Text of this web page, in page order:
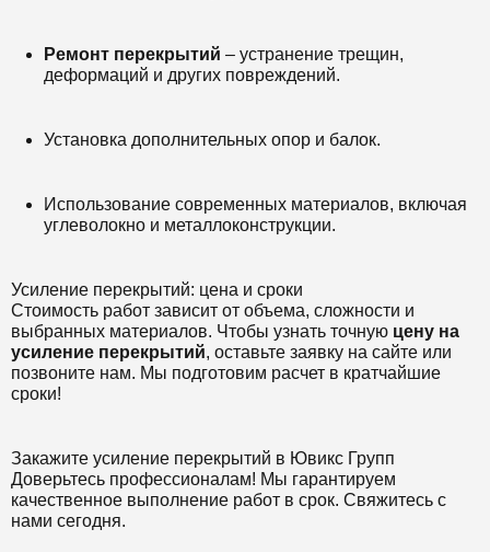
Ремонт перекрытий – устранение трещин,
деформаций и других повреждений.
Установка дополнительных опор и балок.
Использование современных материалов, включая
углеволокно и металлоконструкции.
Усиление перекрытий: цена и сроки
Стоимость работ зависит от объема, сложности и
выбранных материалов. Чтобы узнать точную цену на
усиление перекрытий, оставьте заявку на сайте или
позвоните нам. Мы подготовим расчет в кратчайшие
сроки!
Закажите усиление перекрытий в Ювикс Групп
Доверьтесь профессионалам! Мы гарантируем
качественное выполнение работ в срок. Свяжитесь с
нами сегодня.